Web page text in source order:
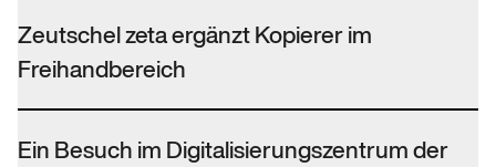
Zeutschel zeta ergänzt Kopierer im
Freihandbereich
Ein Besuch im Digitalisierungszentrum der